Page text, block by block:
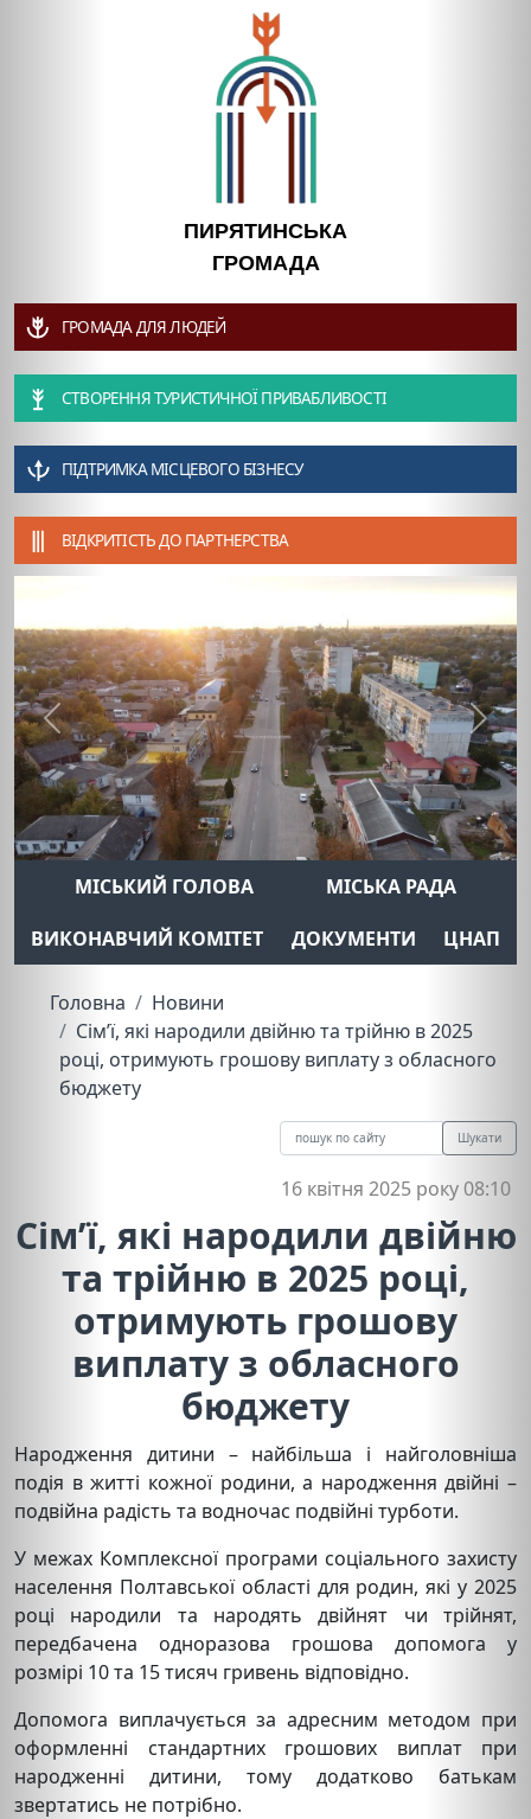
ПИРЯТИНСЬКА
ГРОМАДА
ГРОМАДА ДЛЯ ЛЮДЕЙ
СТВОРЕННЯ ТУРИСТИЧНОЇ ПРИВАБЛИВОСТІ
ПІДТРИМКА МІСЦЕВОГО БІЗНЕСУ
ВІДКРИТІСТЬ ДО ПАРТНЕРСТВА
Previous Next
МІСЬКИЙ ГОЛОВА
МІСЬКА РАДА
ВИКОНАВЧИЙ КОМІТЕТ
ДОКУМЕНТИ ЦНАП
Головна
Новини
Cім’ї, які народили двійню та трійню в 2025
році, отримують грошову виплату з обласного
бюджету
Шукати
16 квітня 2025 року 08:10
Cім’ї, які народили двійню
та трійню в 2025 році,
отримують грошову
виплату з обласного
бюджету
Народження дитини – найбільша і найголовніша
подія в житті кожної родини, а народження двійні –
подвійна радість та водночас подвійні турботи.
У межах Комплексної програми соціального захисту
населення Полтавської області для родин, які у 2025
році народили та народять двійнят чи трійнят,
передбачена одноразова грошова допомога у
розмірі 10 та 15 тисяч гривень відповідно.
Допомога виплачується за адресним методом при
оформленні стандартних грошових виплат при
народженні дитини, тому додатково батькам
звертатись не потрібно.